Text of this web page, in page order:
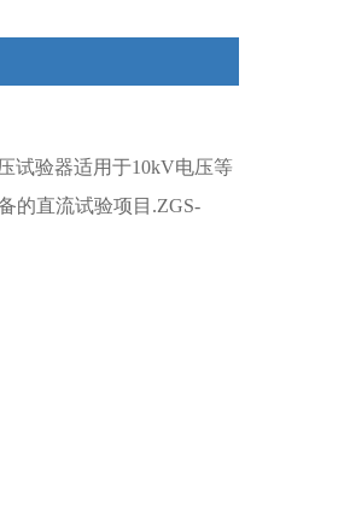
试验器适用于10kV电压等
的直流试验项目.ZGS-